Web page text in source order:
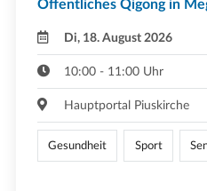
Öffentliches Qigong in
Di, 18. August 2026
10:00 - 11:00 Uhr
Hauptportal Piuskirche
Gesundheit Sport